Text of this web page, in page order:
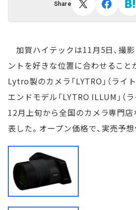
Share
加賀ハイテックは11月5日、撮
ントを好きな位置に合わせること
Lytro製のカメラ「LYTRO」（ライ
エンドモデル「LYTRO ILLUM」（
12月上旬から全国のカメラ専門
表した。オープン価格で、実売予